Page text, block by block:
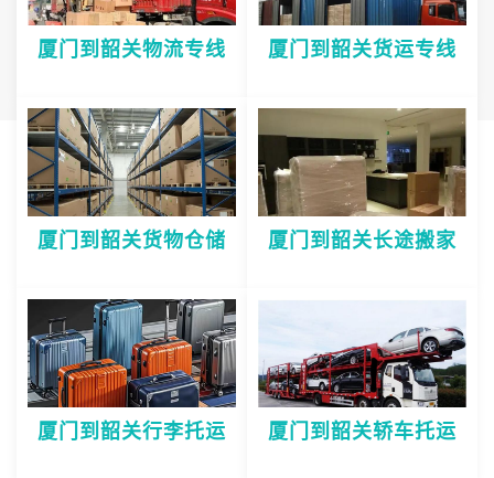
厦门到韶关物流专线 厦门到韶关货运专线
厦门到韶关货物仓储 厦门到韶关长途搬家
厦门到韶关行李托运 厦门到韶关轿车托运